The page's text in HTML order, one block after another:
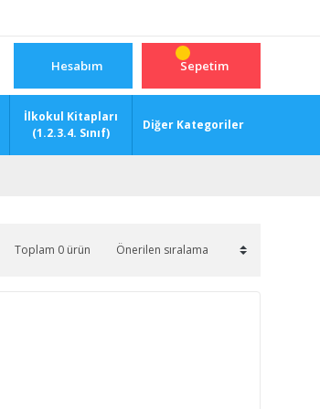
Hesabım Sepetim
İlkokul Kitapları
(1.2.3.4. Sınıf)
Diğer Kategoriler
Toplam 0 ürün